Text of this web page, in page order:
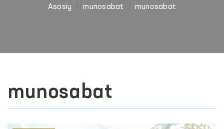
Asosiy munosabat munosabat
munosabat